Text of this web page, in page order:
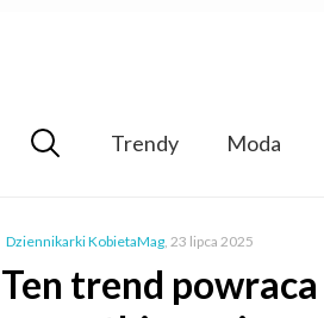
Trendy Moda
Dziennikarki KobietaMag, 23 lipca 2025
Ten trend